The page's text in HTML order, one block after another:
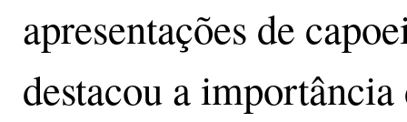
apresentações de
destacou a